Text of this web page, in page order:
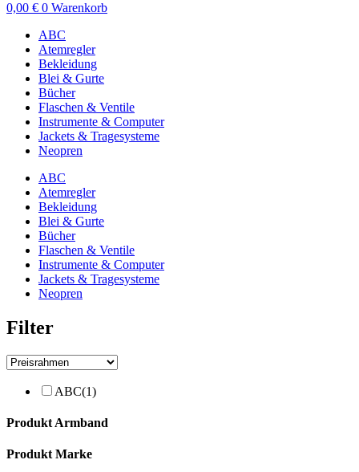
0,00 € 0 Warenkorb
ABC
Atemregler
Bekleidung
Blei & Gurte
Bücher
Flaschen & Ventile
Instrumente & Computer
Jackets & Tragesysteme
Neopren
ABC
Atemregler
Bekleidung
Blei & Gurte
Bücher
Flaschen & Ventile
Instrumente & Computer
Jackets & Tragesysteme
Neopren
Filter
ABC(1)
Produkt Armband
Produkt Marke